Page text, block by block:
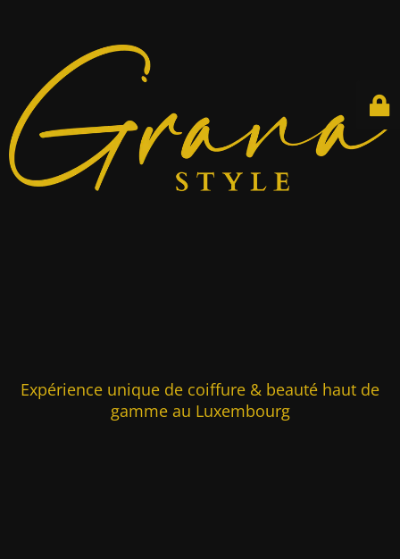
Expérience unique de coiffure & beauté haut de
gamme au Luxembourg